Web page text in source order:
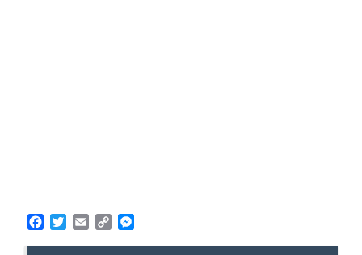
Facebook
TwitterEmailCopy